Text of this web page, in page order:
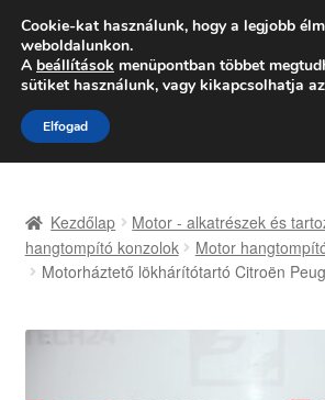
SZÁLLÍTÁS 2618
Hétfő-Péntek 9:00–16:00
Ugrás
a
navigációhoz
Kilépés
a
tartalomba
Adatvédelmi irányelvek
Kezdőlap Motor - alkatrészek és
hangtompító konzolok
Motor
Motorháztető lökhárítótartó Citroën
Cookie-kat használunk, hogy a legjobb
weboldalunkon.
A beállítások menüpontban többet
sütiket használunk, vagy kikapcsolhatja
Elfogad